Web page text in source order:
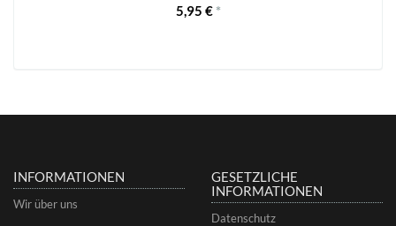
5,95 € *
INFORMATIONEN
Wir über uns
GESETZLICHE
INFORMATIONEN
Datenschutz